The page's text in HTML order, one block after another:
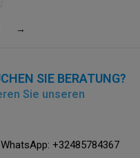
→
SIE BERATUNG?
Sie unseren
WhatsApp: +32485784367